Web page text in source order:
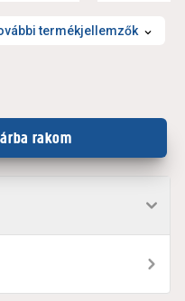
termékjellemzők
rakom